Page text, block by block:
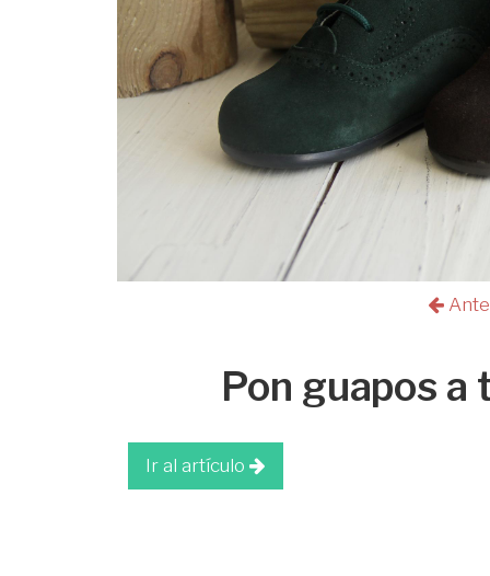
Pon guapos a
Ir al artículo